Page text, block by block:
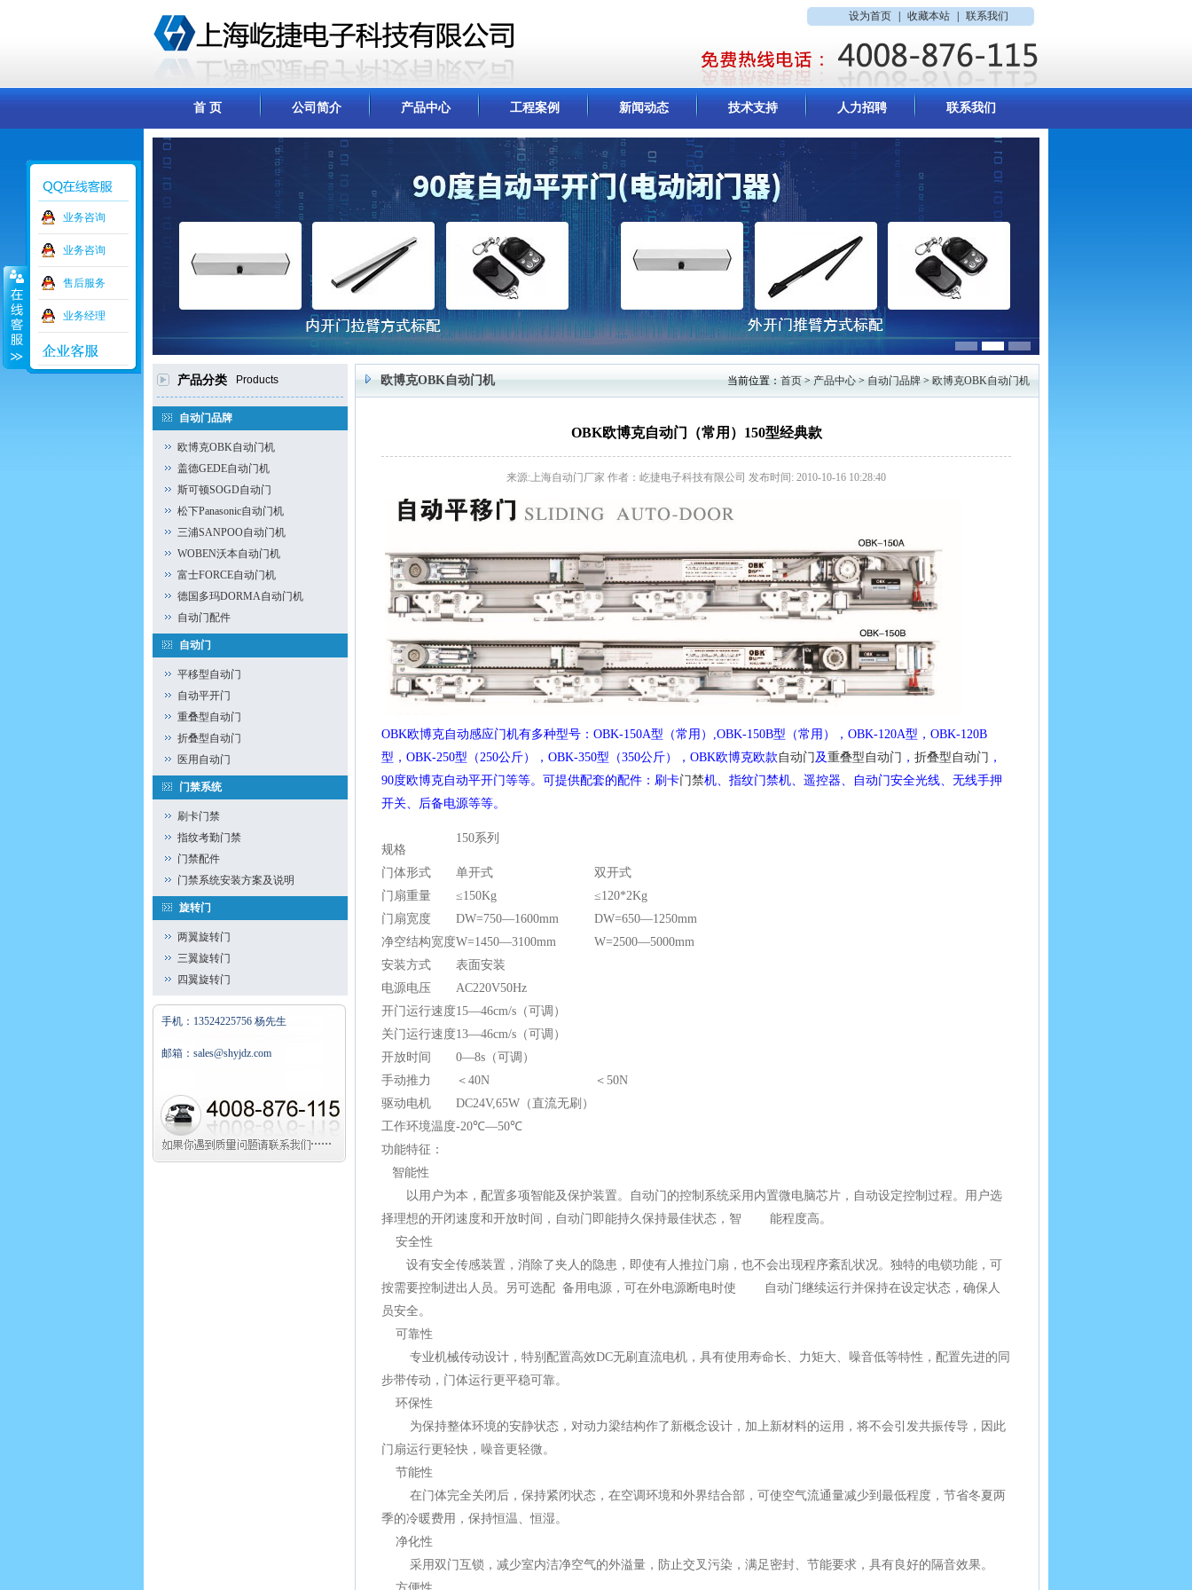
设为首页 收藏本站 联系我们
首 页 公司简介 产品中心 工程案例 新闻动态 技术支持 人力招聘 联系我们
产品分类 Products
自动门品牌
欧博克OBK自动门机
盖德GEDE自动门机
斯可顿SOGD自动门
松下Panasonic自动门机
三浦SANPOO自动门机
WOBEN沃本自动门机
富士FORCE自动门机
德国多玛DORMA自动门机
自动门配件
自动门
平移型自动门
自动平开门
重叠型自动门
折叠型自动门
医用自动门
门禁系统
刷卡门禁
指纹考勤门禁
门禁配件
门禁系统安装方案及说明
旋转门
两翼旋转门
三翼旋转门
四翼旋转门
手机：13524225756 杨先生
邮箱：sales@shyjdz.com
欧博克OBK自动门机 当前位置：首页>产品中心>自动门品牌>欧博克OBK自动门机
OBK欧博克自动门（常用）150型经典款
来源:上海自动门厂家 作者：屹捷电子科技有限公司 发布时间: 2010-10-16 10:28:40
OBK欧博克自动感应门机有多种型号：OBK-150A型（常用）,OBK-150B型（常用），OBK-120A型，OBK-120B
型，OBK-250型（250公斤），OBK-350型（350公斤），OBK欧博克欧款 自动门 及重叠型自动门 ， 折叠型自动门 ，
90度欧博克自动平开门等等。可提供配套的配件：刷卡门禁机、指纹门禁机、遥控器、自动门安全光线、无线手押
开关、后备电源等等。
规格
150系列
门体形式 单开式
双开式
门扇重量
≤150Kg
≤120*2Kg
门扇宽度
DW=750―1600mm
DW=650―1250mm
净空结构宽度W=1450―3100mm
W=2500―5000mm
安装方式
表面安装
电源电压
AC220V50Hz
开门运行速度15―46cm/s（可调）
关门运行速度13―46cm/s（可调）
开放时间
0―8s（可调）
手动推力
＜40N
＜50N
驱动电机
DC24V,65W（直流无刷）
工作环境温度-20℃―50℃
功能特征：
智能性
以用户为本，配置多项智能及保护装置。自动门的控制系统采用内置微电脑芯片，自动设定控制过程。用户选
择理想的开闭速度和开放时间，自动门即能持久保持最佳状态，智 能程度高。
安全性
设有安全传感装置，消除了夹人的隐患，即使有人推拉门扇，也不会出现程序紊乱状况。独特的电锁功能，可
按需要控制进出人员。另可选配 备用电源，可在外电源断电时使 自动门继续运行并保持在设定状态，确保人
员安全。
可靠性
专业机械传动设计，特别配置高效DC无刷直流电机，具有使用寿命长、力矩大、噪音低等特性，配置先进的同
步带传动，门体运行更平稳可靠。
环保性
为保持整体环境的安静状态，对动力梁结构作了新概念设计，加上新材料的运用，将不会引发共振传导，因此
门扇运行更轻快，噪音更轻微。
节能性
在门体完全关闭后，保持紧闭状态，在空调环境和外界结合部，可使空气流通量减少到最低程度，节省冬夏两
季的冷暖费用，保持恒温、恒湿。
净化性
采用双门互锁，减少室内洁净空气的外溢量，防止交叉污染，满足密封、节能要求，具有良好的隔音效果。
业务咨询
业务咨询
售后服务
业务经理